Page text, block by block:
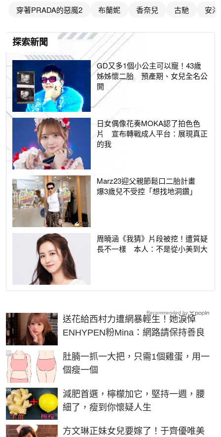
穿著PRADA的惡魔2 布蘭妮 香奈兒 古馳 安
探索新聞
GD又多1個小公主可以寵！43歲
姊姊懷二胎 預產期、女兒全名公
開
日女偶像花奏MOKA認了拍色色
片 宣布轉戰成人平台：展現真正
的我
Marz23迎父親節鬆口二胎計畫
爆3歲兒不受控「想找地洞鑽」
周曉涵《我猜》片段被挖！遭質疑
長不一樣 本人：不是從小美到大
送花給西村力遭網暴輕生！她淚悼
ENHYPEN粉Mina：網路請保持善良
肚腩一抓一大把，只需1個雞蛋，用一
個瘦一個
PR
減肥首選，檸檬加它，堅持一週，腰
細了，瘦到你懷疑人生
PR
方文琳正妹女兒要嫁了！于齊優唯美
Recommended by